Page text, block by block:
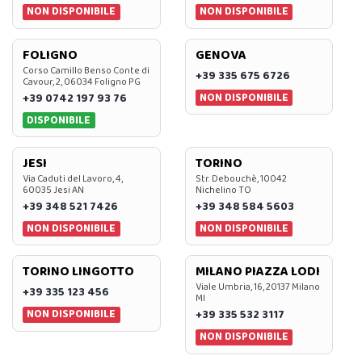
NON DISPONIBILE
NON DISPONIBILE
FOLIGNO
Corso Camillo Benso Conte di
Cavour, 2, 06034 Foligno PG
+39 0742 197 93 76
DISPONIBILE
GENOVA
+39 335 675 6726
NON DISPONIBILE
JESI
Via Caduti del Lavoro, 4,
60035 Jesi AN
+39 348 521 7426
NON DISPONIBILE
TORINO
Str. Debouchè, 10042
Nichelino TO
+39 348 584 5603
NON DISPONIBILE
TORINO LINGOTTO
+39 335 123 456
NON DISPONIBILE
MILANO PIAZZA LODI
Viale Umbria, 16, 20137 Milano
MI
+39 335 532 3117
NON DISPONIBILE